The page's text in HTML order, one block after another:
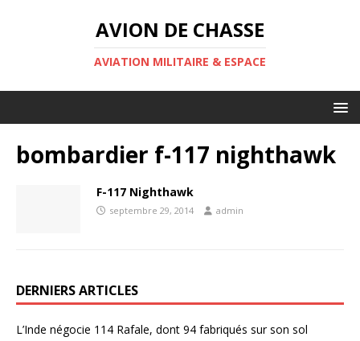
AVION DE CHASSE
AVIATION MILITAIRE & ESPACE
bombardier f-117 nighthawk
F-117 Nighthawk
septembre 29, 2014 admin
DERNIERS ARTICLES
L’Inde négocie 114 Rafale, dont 94 fabriqués sur son sol